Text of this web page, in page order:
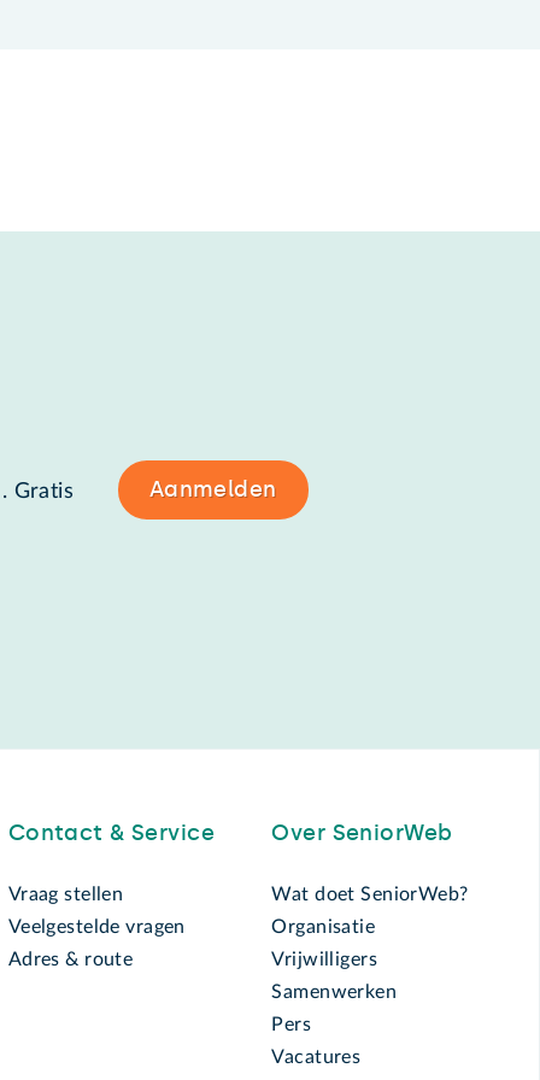
Gratis Aanmelden
Contact & Service
Vraag stellen
Veelgestelde vragen
Adres & route
Over SeniorWeb
Wat doet SeniorWeb?
Organisatie
Vrijwilligers
Samenwerken
Pers
Vacatures